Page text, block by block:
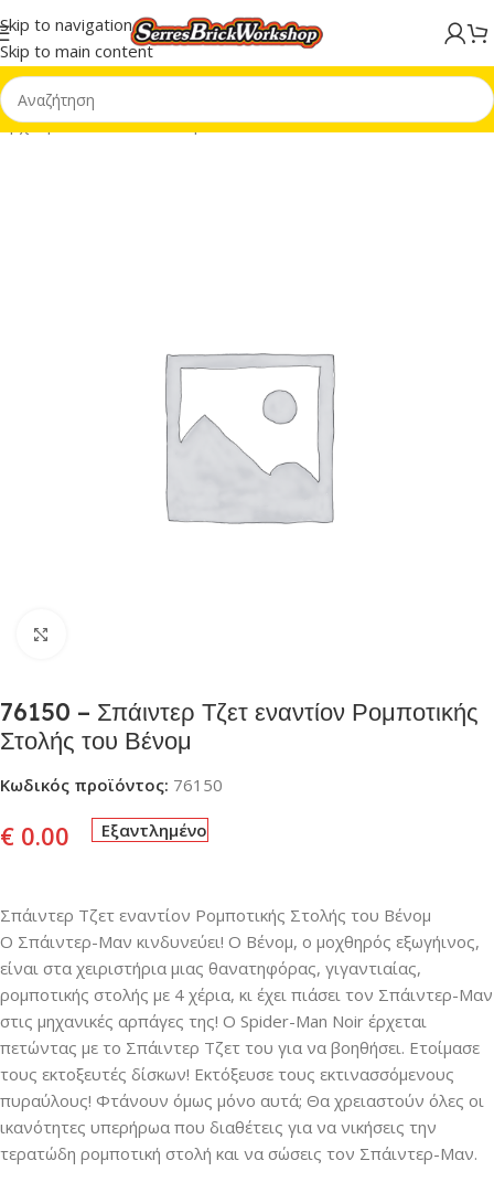
Skip to navigation
Skip to main content
Αρχική σελίδα/LEGO® Super Heroes
76150 – Σπάιντερ Τζετ εναντίον Ρομποτικής
Στολής του Βένομ
Κωδικός προϊόντος: 76150
€ 0.00 Εξαντλημένο
Σπάιντερ Τζετ εναντίον Ρομποτικής Στολής του Βένομ
Ο Σπάιντερ-Μαν κινδυνεύει! Ο Βένομ, ο μοχθηρός εξωγήινος,
είναι στα χειριστήρια μιας θανατηφόρας, γιγαντιαίας,
ρομποτικής στολής με 4 χέρια, κι έχει πιάσει τον Σπάιντερ-Μαν
στις μηχανικές αρπάγες της! Ο Spider-Man Noir έρχεται
πετώντας με το Σπάιντερ Τζετ του για να βοηθήσει. Ετοίμασε
τους εκτοξευτές δίσκων! Εκτόξευσε τους εκτινασσόμενους
πυραύλους! Φτάνουν όμως μόνο αυτά; Θα χρειαστούν όλες οι
ικανότητες υπερήρωα που διαθέτεις για να νικήσεις την
τερατώδη ρομποτική στολή και να σώσεις τον Σπάιντερ-Μαν.